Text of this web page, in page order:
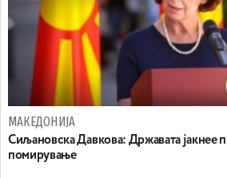
МАКЕДОНИЈА
Сиљановска Давкова: Државата јакнее
помирување